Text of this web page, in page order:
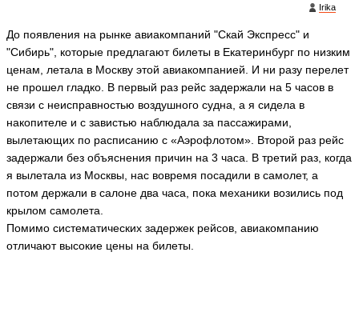
Irika
До появления на рынке авиакомпаний "Скай Экспресс" и
"Сибирь", которые предлагают билеты в Екатеринбург по низким
ценам, летала в Москву этой авиакомпанией. И ни разу перелет
не прошел гладко. В первый раз рейс задержали на 5 часов в
связи с неисправностью воздушного судна, а я сидела в
накопителе и с завистью наблюдала за пассажирами,
вылетающих по расписанию с «Аэрофлотом». Второй раз рейс
задержали без объяснения причин на 3 часа. В третий раз, когда
я вылетала из Москвы, нас вовремя посадили в самолет, а
потом держали в салоне два часа, пока механики возились под
крылом самолета.
Помимо систематических задержек рейсов, авиакомпанию
отличают высокие цены на билеты.